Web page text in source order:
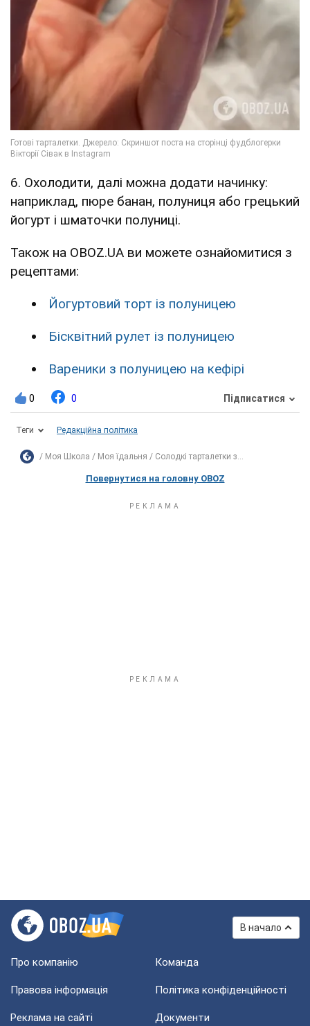
6. Охолодити, далі можна додати начинку:
наприклад, пюре банан, полуниця або грецький
йогурт і шматочки полуниці.
Також на OBOZ.UA ви можете ознайомитися з
рецептами:
Йогуртовий торт із полуницею
Бісквітний рулет із полуницею
Вареники з полуницею на кефірі
0 0 Підписатися
Теги Редакційна політика
Моя Школа Моя їдальня Солодкі тарталетки з...
Повернутися на головну OBOZ
В начало
Про компанію Команда
Правова інформація Політика конфіденційності
Реклама на сайті Документи